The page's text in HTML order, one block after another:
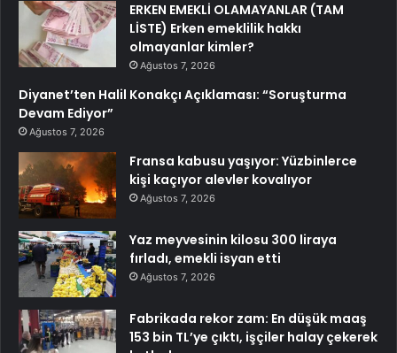
ERKEN EMEKLİ OLAMAYANLAR (TAM
LİSTE) Erken emeklilik hakkı
olmayanlar kimler?
Ağustos 7, 2026
Diyanet’ten Halil Konakçı Açıklaması: “Soruşturma
Devam Ediyor”
Ağustos 7, 2026
Fransa kabusu yaşıyor: Yüzbinlerce
kişi kaçıyor alevler kovalıyor
Ağustos 7, 2026
Yaz meyvesinin kilosu 300 liraya
fırladı, emekli isyan etti
Ağustos 7, 2026
Fabrikada rekor zam: En düşük maaş
153 bin TL’ye çıktı, işçiler halay çekerek